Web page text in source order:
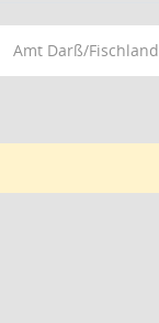
Amt Darß/Fischland